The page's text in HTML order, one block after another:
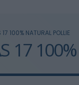
100% NATURAL POLLIE
17